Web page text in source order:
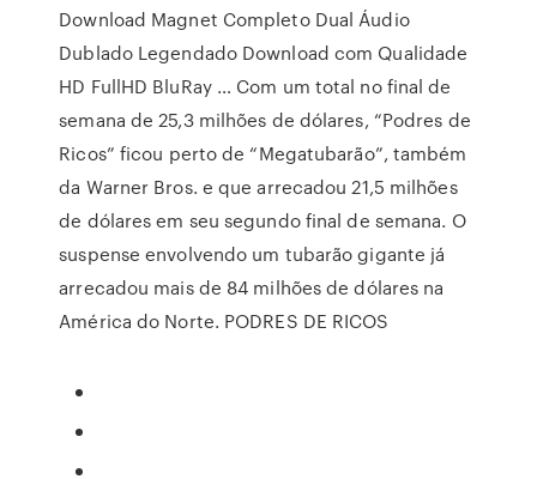
Download Magnet Completo Dual Áudio
Dublado Legendado Download com Qualidade
HD FullHD BluRay … Com um total no final de
semana de 25,3 milhões de dólares, “Podres de
Ricos” ficou perto de “Megatubarão”, também
da Warner Bros. e que arrecadou 21,5 milhões
de dólares em seu segundo final de semana. O
suspense envolvendo um tubarão gigante já
arrecadou mais de 84 milhões de dólares na
América do Norte. PODRES DE RICOS